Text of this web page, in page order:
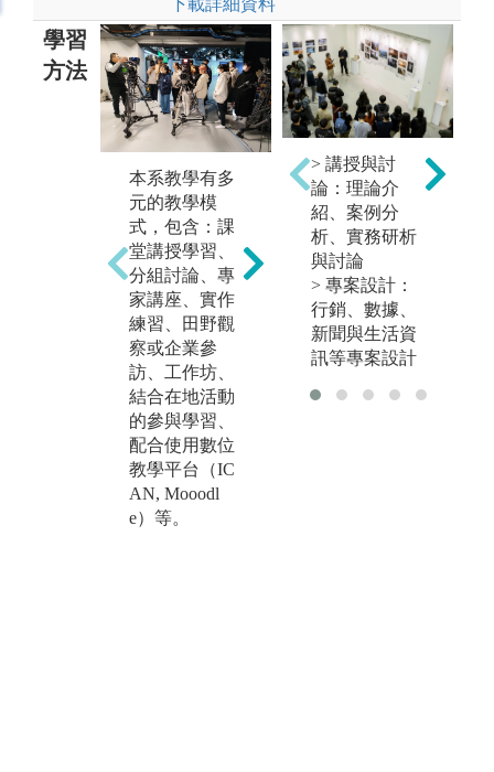
學習
方法
本系教學有多
元的教學模
式，包含：課
堂講授學習、
分組討論、專
家講座、實作
練習、田野觀
察或企業參
訪、工作坊、
結合在地活動
的參與學習、
配合使用數位
教學平台（IC
AN, Mooodl
e）等。
數位影音製作
業師課群：大
愛台專業業師
課群開設「數
位影音製
作」、「數位
> 講授與討
論：理論介
紹、案例分
析、實務研析
與討論
> 專案設計：
行銷、數據、
新聞與生活資
訊等專案設計